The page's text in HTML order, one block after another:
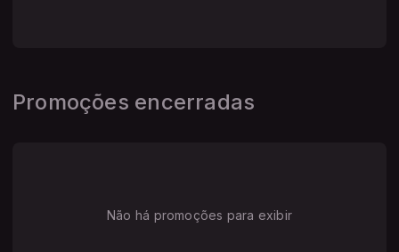
Promoções encerradas
Não há promoções para exibir